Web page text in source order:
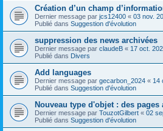
Création d’un champ
Dernier message par jcs12400 « 03 nov.
Publié dans Suggestion d'évolution
suppression des news archivées
Dernier message par claudeB « 17 oct.
Publié dans Divers
Add languages
Dernier message par gecarbon_2024 « 14
Publié dans Suggestion d'évolution
Nouveau type d'objet : des pages
Dernier message par TouzotGilbert « 02
Publié dans Suggestion d'évolution